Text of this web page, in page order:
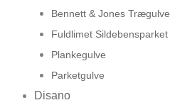
Bennett & Jones Trægulve
Fuldlimet Sildebensparket
Plankegulve
Parketgulve
Disano